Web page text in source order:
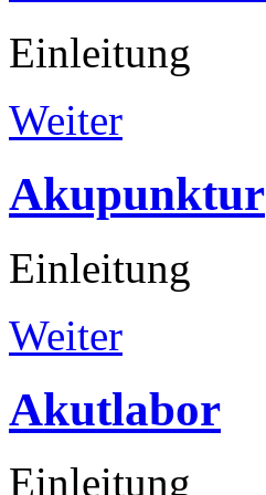
Einleitung
Weiter
Akupunktur
Einleitung
Weiter
Akutlabor
Einleitung